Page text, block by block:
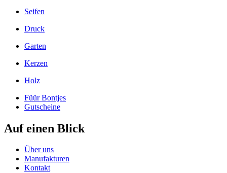
Seifen
Druck
Garten
Kerzen
Holz
Füür Bontjes
Gutscheine
Auf einen Blick
Über uns
Manufakturen
Kontakt